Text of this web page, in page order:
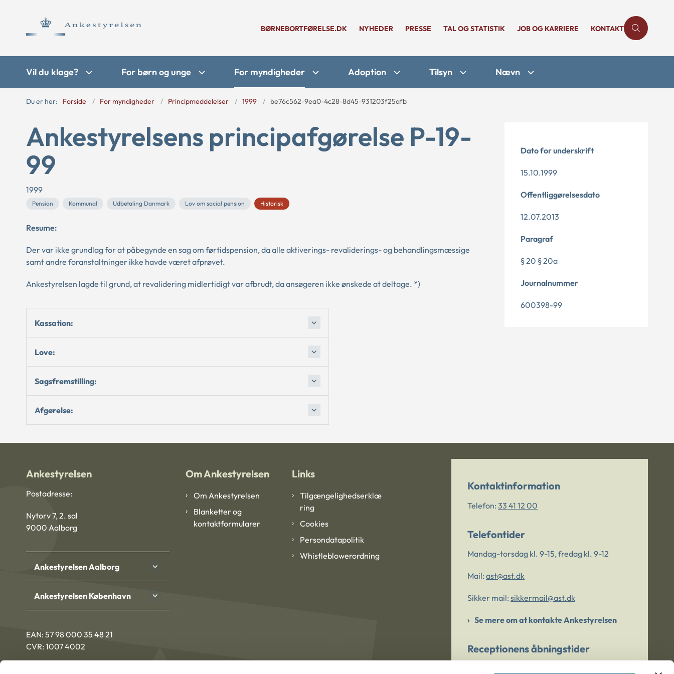
BØRNEBORTFØRELSE.DK NYHEDER PRESSE TAL OG STATISTIK JOB OG KARRIERE KONTAKT
Vil du klage? For børn og unge For myndigheder Adoption Tilsyn Nævn
Du er her: Forside For myndigheder Principmeddelelser 1999 be76c562-9ea0-4c28-8d45-931203f25afb
Ankestyrelsens principafgørelse P-19-
99
1999
Pension Kommunal Udbetaling Danmark Lov om social pension Historisk
Resume:
Der var ikke grundlag for at påbegynde en sag om førtidspension, da alle aktiverings- revaliderings- og behandlingsmæssige
samt andre foranstaltninger ikke havde været afprøvet.
Ankestyrelsen lagde til grund, at revalidering midlertidigt var afbrudt, da ansøgeren ikke ønskede at deltage. *)
Kassation:
Love:
Sagsfremstilling:
Afgørelse:
Dato for underskrift
15.10.1999
Offentliggørelsesdato
12.07.2013
Paragraf
§ 20 § 20a
Journalnummer
600398-99
Ankestyrelsen
Postadresse:
Nytorv 7, 2. sal
9000 Aalborg
Ankestyrelsen Aalborg
Ankestyrelsen København
EAN: 57 98 000 35 48 21
CVR: 1007 4002
Om Ankestyrelsen
Om Ankestyrelsen
Blanketter og
kontaktformularer
Links
Tilgængelighedserklæ
ring
Cookies
Persondatapolitik
Whistleblowerordning
Kontaktinformation
Telefon: 33 41 12 00
Telefontider
Mandag-torsdag kl. 9-15, fredag kl. 9-12
Mail: ast@ast.dk
Sikker mail: sikkermail@ast.dk
Se mere om at kontakte Ankestyrelsen
Receptionens åbningstider